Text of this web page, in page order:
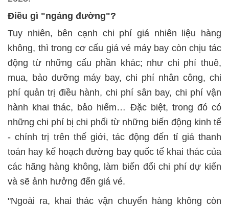
Điều gì "ngáng đường"?
Tuy nhiên, bên cạnh chi phí giá nhiên liệu hàng
không, thì trong cơ cấu giá vé máy bay còn chịu tác
động từ những cấu phần khác; như chi phí thuê,
mua, bảo dưỡng máy bay, chi phí nhân công, chi
phí quản trị điều hành, chi phí sân bay, chi phí vận
hành khai thác, bảo hiểm… Đặc biệt, trong đó có
những chi phí bị chi phối từ những biến động kinh tế
- chính trị trên thế giới, tác động đến tỉ giá thanh
toán hay kế hoạch đường bay quốc tế khai thác của
các hãng hàng không, làm biến đổi chi phí dự kiến
và sẽ ảnh hưởng đến giá vé.
"Ngoài ra, khai thác vận chuyển hàng không còn